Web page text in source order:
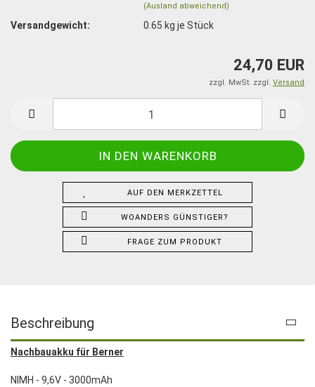
(Ausland abweichend)
Versandgewicht: 0.65 kg je Stück
24,70 EUR
zzgl. MwSt. zzgl. Versand
AUF DEN MERKZETTEL
WOANDERS GÜNSTIGER?
FRAGE ZUM PRODUKT
Beschreibung
Nachbauakku für Berner
NIMH - 9,6V - 3000mAh